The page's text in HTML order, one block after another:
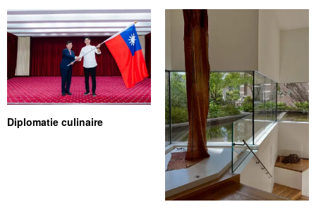
Diplomatie culinaire